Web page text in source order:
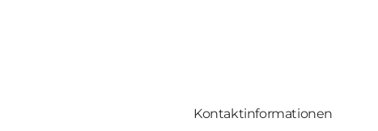
Kontaktinformationen